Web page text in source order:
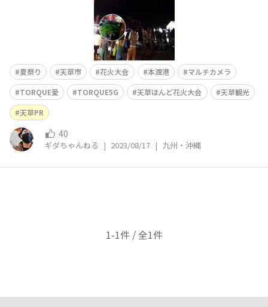
夏祭り 天草市 花火大会 本渡港
マルチカメラ
TORQUE愛
TORQUE5G 天草ほんど花火大会
天草観光
天草PR
40
ギダちゃんねる | 2023/08/17 | 九州・沖縄
1-1件 / 全1件